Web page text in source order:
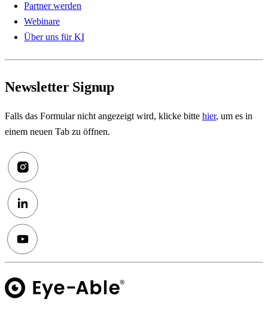
Partner werden
Webinare
Über uns für KI
Newsletter Signup
Falls das Formular nicht angezeigt wird, klicke bitte hier, um es in
einem neuen Tab zu öffnen.